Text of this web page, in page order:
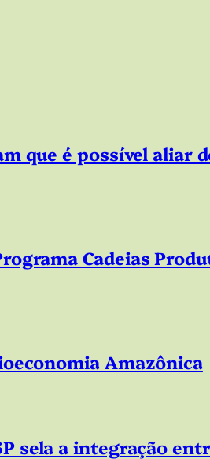
que é possível aliar
Cadeias
Amazônica
sela a integração